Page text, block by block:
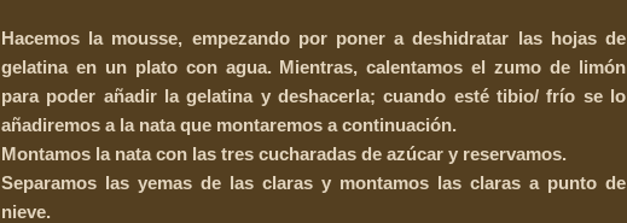
Hacemos la mousse, empezando por poner a deshidratar las hojas de
gelatina en un plato con agua. Mientras, calentamos el zumo de limón
para poder añadir la gelatina y deshacerla; cuando esté tibio/ frío se lo
añadiremos a la nata que montaremos a continuación.
Montamos la nata con las tres cucharadas de azúcar y reservamos.
Separamos las yemas de las claras y montamos las claras a punto de
nieve.